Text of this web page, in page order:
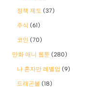
정책 제도 (37)
주식 (61)
코인 (70)
만화 애니 웹툰 (280)
나 혼자만 레벨업 (9)
드래곤볼 (18)